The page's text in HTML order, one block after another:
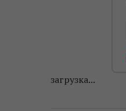
загрузка...